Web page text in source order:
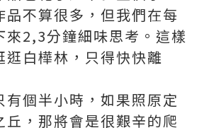
品不算很多，但我們在每
來2,3分鐘細味思考。這樣
逛白樺林，只得快快離
有個半小時，如果照原定
丘，那將會是很艱辛的爬